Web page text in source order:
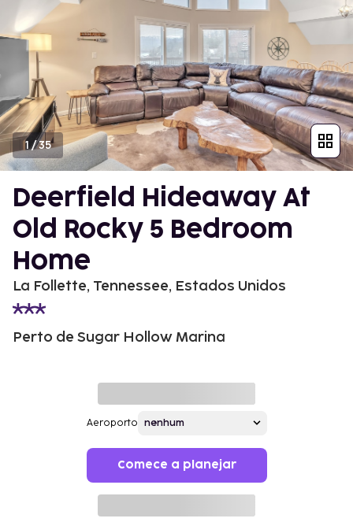
1/35
Deerfield Hideaway At
Old Rocky 5 Bedroom
Home
La Follette, Tennessee, Estados Unidos
Perto de Sugar Hollow Marina
Aeroporto
Comece a planejar